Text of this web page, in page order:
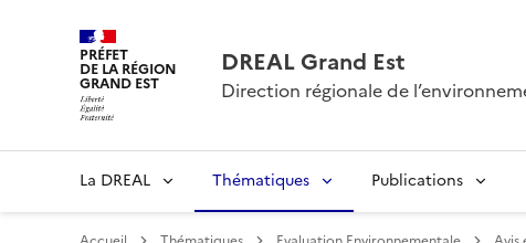
PRÉFET
DE LA RÉGION
GRAND EST
DREAL Grand Est
Direction régionale de
La DREAL Thématiques Publications